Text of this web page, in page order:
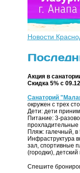
Новости
Акция в
Скидка 5% с
Санаторий
окружен с трех
Дети: дети
Питание: 3-
прохладительные
Пляж: галечный, в
Инфраструктура
зал, спортивные
(городки), детский
Спешите